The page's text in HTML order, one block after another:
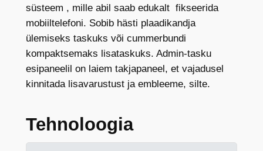
e
f
o
n
i
j
d
m
süsteem , mille abil saab edukalt fikseerida
mobiiltelefoni. Sobib hästi plaadikandja
ülemiseks taskuks või cummerbundi
kompaktsemaks lisataskuks. Admin-tasku
esipaneelil on laiem takjapaneel, et vajadusel
kinnitada lisavarustust ja embleeme, silte.
Tehnoloogia